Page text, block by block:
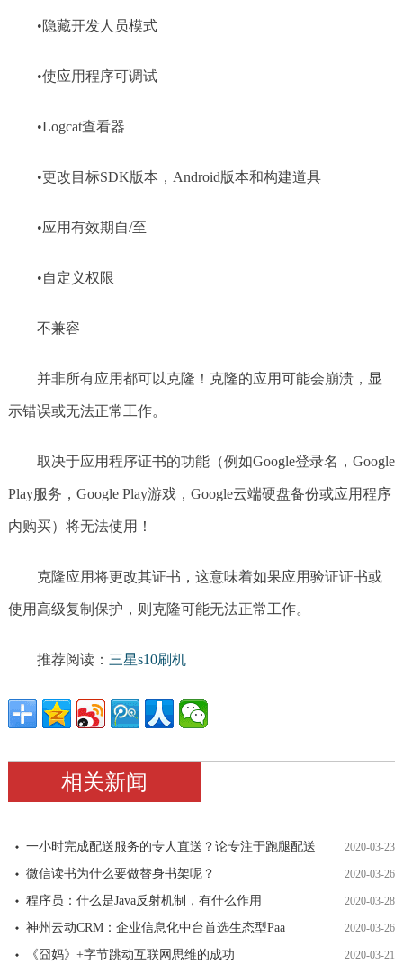
•隐藏开发人员模式
•使应用程序可调试
•Logcat查看器
•更改目标SDK版本，Android版本和构建道具
•应用有效期自/至
•自定义权限
不兼容
并非所有应用都可以克隆！克隆的应用可能会崩溃，显
示错误或无法正常工作。
取决于应用程序证书的功能（例如Google登录名，Google
Play服务，Google Play游戏，Google云端硬盘备份或应用程序
内购买）将无法使用！
克隆应用将更改其证书，这意味着如果应用验证证书或
使用高级复制保护，则克隆可能无法正常工作。
推荐阅读： 三星s10刷机
相关新闻
一小时完成配送服务的专人直送？论专注于跑腿配送 2020-03-23
微信读书为什么要做替身书架呢？ 2020-03-26
程序员：什么是Java反射机制，有什么作用 2020-03-28
神州云动CRM：企业信息化中台首选生态型Paa 2020-03-26
《囧妈》+字节跳动互联网思维的成功 2020-03-21